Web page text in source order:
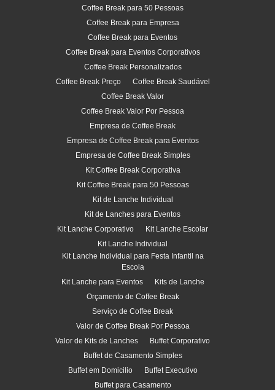
Coffee Break para 50 Pessoas
Coffee Break para Empresa
Coffee Break para Eventos
Coffee Break para Eventos Corporativos
Coffee Break Personalizados
Coffee Break Preço
Coffee Break Saudável
Coffee Break Valor
Coffee Break Valor Por Pessoa
Empresa de Coffee Break
Empresa de Coffee Break para Eventos
Empresa de Coffee Break Simples
Kit Coffee Break Corporativa
Kit Coffee Break para 50 Pessoas
Kit de Lanche Individual
Kit de Lanches para Eventos
Kit Lanche Corporativo
Kit Lanche Escolar
Kit Lanche Individual
Kit Lanche Individual para Festa Infantil na
Escola
Kit Lanche para Eventos
Kits de Lanche
Orçamento de Coffee Break
Serviço de Coffee Break
Valor de Coffee Break Por Pessoa
Valor de Kits de Lanches
Buffet Corporativo
Buffet de Casamento Simples
Buffet em Domicilio
Buffet Executivo
Buffet para Casamento